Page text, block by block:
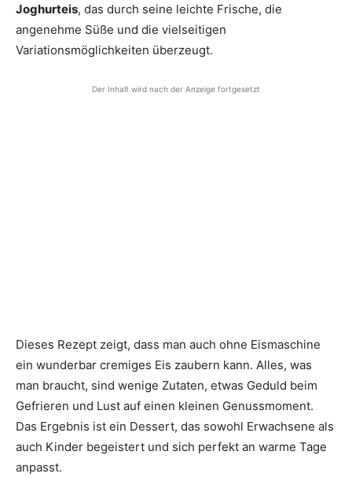
Joghurteis, das durch seine leichte Frische, die
angenehme Süße und die vielseitigen
Variationsmöglichkeiten überzeugt.
Der Inhalt wird nach der Anzeige fortgesetzt
Dieses Rezept zeigt, dass man auch ohne Eismaschine
ein wunderbar cremiges Eis zaubern kann. Alles, was
man braucht, sind wenige Zutaten, etwas Geduld beim
Gefrieren und Lust auf einen kleinen Genussmoment.
Das Ergebnis ist ein Dessert, das sowohl Erwachsene als
auch Kinder begeistert und sich perfekt an warme Tage
anpasst.